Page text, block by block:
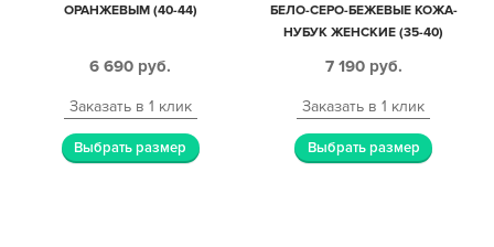
ОРАНЖЕВЫМ (40-44)
6 690 руб.
Заказать в 1 клик
Выбрать размер
БЕЛО-СЕРО-БЕЖЕВЫЕ КОЖА-
НУБУК ЖЕНСКИЕ (35-40)
7 190 руб.
Заказать в 1 клик
Выбрать размер